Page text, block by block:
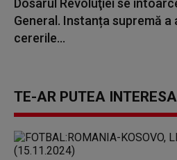
Dosarul Revoluţiei se
General. Instanța supremă a
cererile...
TE-AR PUTEA